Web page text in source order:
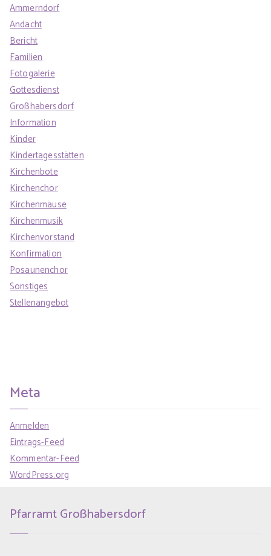
Ammerndorf
Andacht
Bericht
Familien
Fotogalerie
Gottesdienst
Großhabersdorf
Information
Kinder
Kindertagesstätten
Kirchenbote
Kirchenchor
Kirchenmäuse
Kirchenmusik
Kirchenvorstand
Konfirmation
Posaunenchor
Sonstiges
Stellenangebot
Meta
Anmelden
Eintrags-Feed
Kommentar-Feed
WordPress.org
Pfarramt Großhabersdorf